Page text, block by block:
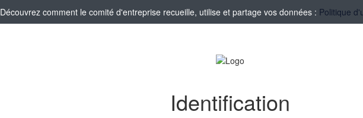
Découvrez comment le comité d'entreprise recueille, utilise et partage vos données : Politique
Identification